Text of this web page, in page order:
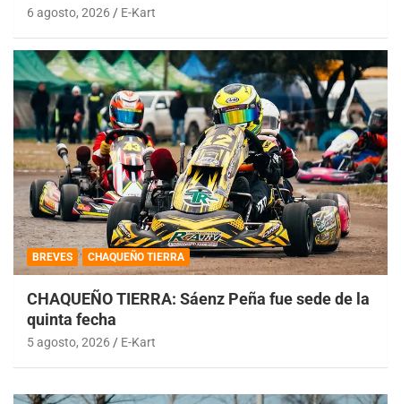
6 agosto, 2026 E-Kart
BREVES CHAQUEÑO TIERRA
CHAQUEÑO TIERRA: Sáenz Peña fue sede de la
quinta fecha
5 agosto, 2026 E-Kart